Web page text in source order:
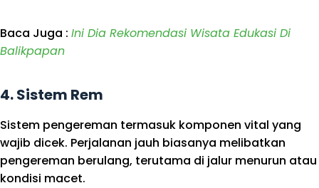
Baca Juga : Ini Dia Rekomendasi Wisata Edukasi Di
Balikpapan
4.Sistem Rem
Sistem pengereman termasuk komponen vital yang
wajib dicek. Perjalanan jauh biasanya melibatkan
pengereman berulang, terutama di jalur menurun atau
kondisi macet.